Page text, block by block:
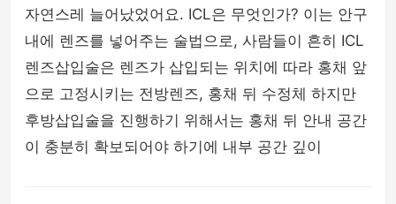
자연스레 늘어났었어요. ICL은 무엇인가? 이는 안구
내에 렌즈를 넣어주는 술법으로, 사람들이 흔히 ICL
렌즈삽입술은 렌즈가 삽입되는 위치에 따라 홍채 앞
으로 고정시키는 전방렌즈, 홍채 뒤 수정체 하지만
후방삽입술을 진행하기 위해서는 홍채 뒤 안내 공간
이 충분히 확보되어야 하기에 내부 공간 깊이